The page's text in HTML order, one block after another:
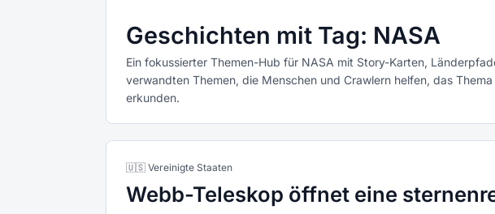
Geschichten mit Tag: NASA
Ein fokussierter Themen-Hub für NASA mit Story-Karten,
verwandten Themen, die Menschen und Crawlern helfen, das
erkunden.
🇺🇸 Vereinigte Staaten
Webb-Teleskop öffnet eine